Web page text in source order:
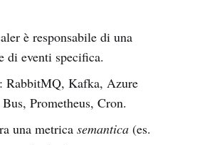
è responsabile di una
di eventi specifica.
RabbitMQ, Kafka, Azure
Prometheus, Cron.
una metricasemantica (es.